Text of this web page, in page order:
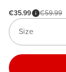
€35.99 €59.99
Size